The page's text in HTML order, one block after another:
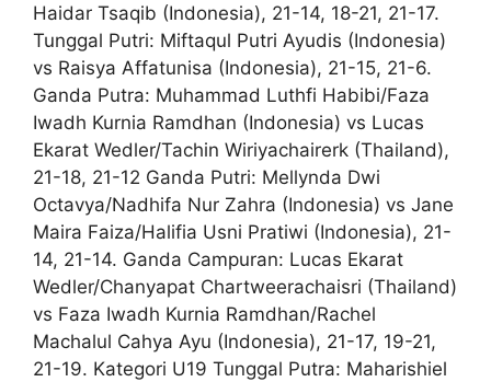
Haidar Tsaqib (Indonesia), 21-14, 18-21, 21-17.
Tunggal Putri: Miftaqul Putri Ayudis (Indonesia)
vs Raisya Affatunisa (Indonesia), 21-15, 21-6.
Ganda Putra: Muhammad Luthfi Habibi/Faza
Iwadh Kurnia Ramdhan (Indonesia) vs Lucas
Ekarat Wedler/Tachin Wiriyachairerk (Thailand),
21-18, 21-12 Ganda Putri: Mellynda Dwi
Octavya/Nadhifa Nur Zahra (Indonesia) vs Jane
Maira Faiza/Halifia Usni Pratiwi (Indonesia), 21-
14, 21-14. Ganda Campuran: Lucas Ekarat
Wedler/Chanyapat Chartweerachaisri (Thailand)
vs Faza Iwadh Kurnia Ramdhan/Rachel
Machalul Cahya Ayu (Indonesia), 21-17, 19-21,
21-19. Kategori U19 Tunggal Putra: Maharishiel